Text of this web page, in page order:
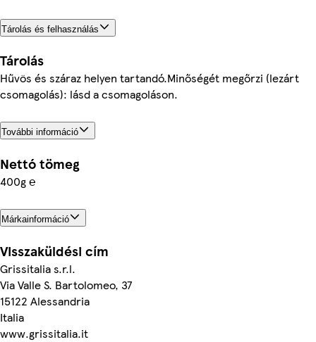
Tárolás és felhasználás
Tárolás
Hűvös és száraz helyen tartandó.Minőségét megőrzi (lezárt
csomagolás): lásd a csomagoláson.
További információ
Nettó tömeg
400g ℮
Márkainformáció
Visszaküldési cím
Grissitalia s.r.l.
Via Valle S. Bartolomeo, 37
15122 Alessandria
Italia
www.grissitalia.it